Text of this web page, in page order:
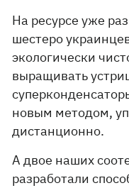
На ресурсе уже
шестеро
экологически
выращивать
новым методом,
дистанционно.
А двое наших
разработали